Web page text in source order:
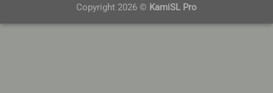
Copyright 2026 © KamiSL Pro